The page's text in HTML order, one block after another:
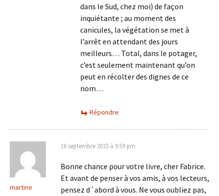
dans le Sud, chez moi) de façon
inquiétante ; au moment des
canicules, la végétation se met à
l’arrêt en attendant des jours
meilleurs… Total, dans le potager,
c’est seulement maintenant qu’on
peut en récolter des dignes de ce
nom…
Répondre
martine
16 septembre 2015 à 9:59 pm
Bonne chance pour votre livre, cher Fabrice.
Et avant de penser à vos amis, à vos lecteurs,
pensez d´abord à vous. Ne vous oubliez pas,